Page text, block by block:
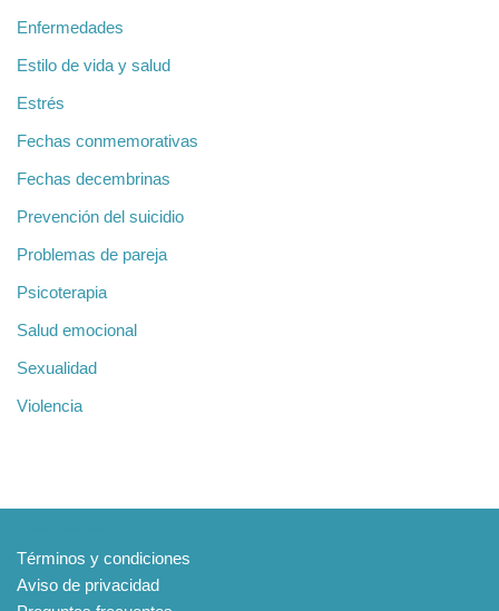
Enfermedades
Estilo de vida y salud
Estrés
Fechas conmemorativas
Fechas decembrinas
Prevención del suicidio
Problemas de pareja
Psicoterapia
Salud emocional
Sexualidad
Violencia
Términos y condiciones
Aviso de privacidad